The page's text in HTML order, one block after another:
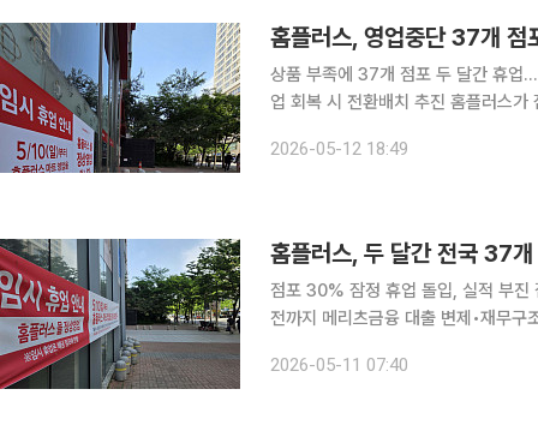
홈플러스, 영업중단 37개 점
상품 부족에 37개 점포 두 달간 휴
업 회복 시 전환배치 추진 홈플러스가 잠정적으로 영업을 중단한 37개 점포 직원들에게 평균임금의
2026-05-12 18:49
홈플러스, 두 달간 전국 37
점포 30% 잠정 휴업 돌입, 실적 부진
전까지 메리츠금융 대출 변제•재무구조 개선 주력 홈플러스가 실적 악화의
홈플러스는 10일부터 7월 3일까지 약
2026-05-11 07:40